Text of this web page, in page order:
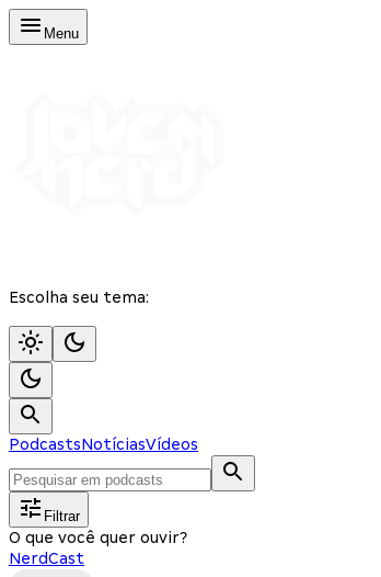
Menu
Escolha seu tema:
PodcastsNotíciasVídeos
Filtrar
O que você quer ouvir?
NerdCast